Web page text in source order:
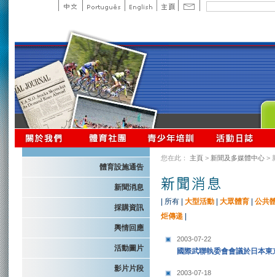
體育設施通告
新聞消息
採購資訊
輿情回應
活動圖片
影片片段
您在此： 主頁 > 新聞及多媒體中心 >
所有 大型活動 大眾體育
公共
炬傳递
2003-07-22
國際武聯執委會會議於日本東
2003-07-18